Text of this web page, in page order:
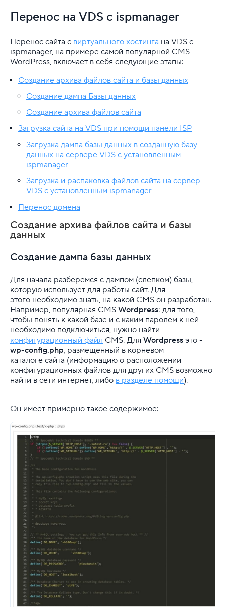
Общая информация
Перенос сайта с вирт. хостинга на VDS
Как выполнить перенос сайта на VDS/VPS
Перенос на VDS c BrainyCP
Перенос на VDS с ispmanager
Перенос на VDS с VestaCP
Установка и настройка ПО
Диагностика и исправление неполадок
SSH
Облачная платформа
Почта
Партнерская программа
Конструктор сайта
Реклама и продвижение
Для разработки
Выделенные серверы
Правила оказания услуг и ограничения
Полезная информация
Хостинг для начинающих
Перенос на VDS с ispmanager
Перенос сайта с виртуального хостинга на VDS с
ispmanager, на примере самой популярной CMS
WordPress, включает в себя следующие этапы:
Создание архива файлов сайта и базы данных
Создание дампа Базы данных
Создание архива файлов сайта
Загрузка сайта на VDS при помощи панели ISP
Загрузка дампа базы данных в созданную базу
данных на сервере VDS с установленным
ispmanager
Загрузка и распаковка файлов сайта на сервер
VDS с установленным ispmanager
Перенос домена
Создание архива файлов сайта и базы
данных
Создание дампа базы данных
Для начала разберемся с дампом (слепком) базы,
которую использует для работы сайт. Для
этого необходимо знать, на какой CMS он разработан.
Например, популярная CMS Wordpress: для того,
чтобы понять к какой базе и с каким паролем к ней
необходимо подключиться, нужно найти
конфигурационный файл CMS. Для Wordpress это -
wp-config.php, размещенный в корневом
каталоге сайта (информацию о расположении
конфигурационных файлов для других CMS возможно
найти в сети интернет, либо в разделе помощи).
Он имеет примерно такое содержимое: